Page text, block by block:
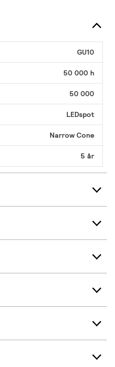
GU10
50 000 h
50 000
LEDspot
Narrow Cone
5 år